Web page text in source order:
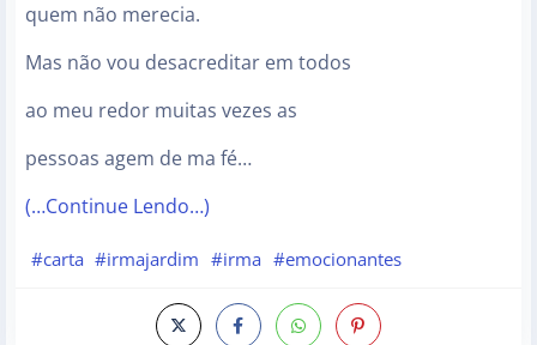
quem não merecia.
Mas não vou desacreditar em todos
ao meu redor muitas vezes as
pessoas agem de ma fé…
(…Continue Lendo…)
#carta #irmajardim #irma #emocionantes